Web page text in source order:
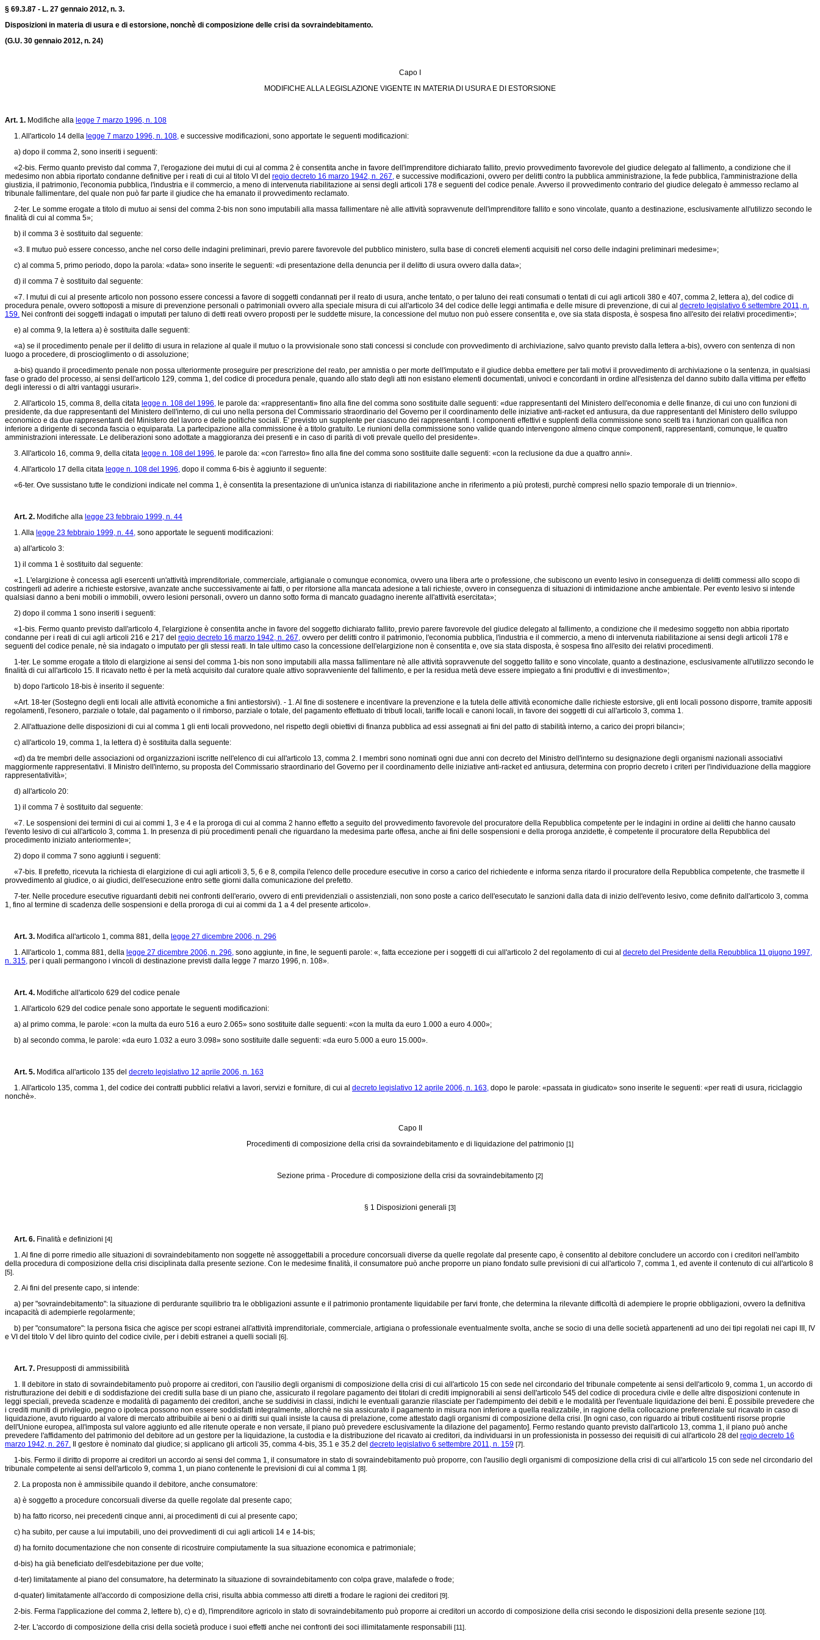
§ 69.3.87 - L. 27 gennaio 2012, n. 3.
Disposizioni in materia di usura e di estorsione, nonchè di composizione delle crisi da sovraindebitamento.
(G.U. 30 gennaio 2012, n. 24)
Capo I
MODIFICHE ALLA LEGISLAZIONE VIGENTE IN MATERIA DI USURA E DI ESTORSIONE
Art. 1. Modifiche alla legge 7 marzo 1996, n. 108
1. All'articolo 14 della legge 7 marzo 1996, n. 108, e successive modificazioni, sono apportate le seguenti modificazioni:
a) dopo il comma 2, sono inseriti i seguenti:
«2-bis. Fermo quanto previsto dal comma 7, l'erogazione dei mutui di cui al comma 2 è consentita anche in favore dell'imprenditore dichiarato fallito, previo provvedimento favorevole del giudice delegato al fallimento, a condizione che il
medesimo non abbia riportato condanne definitive per i reati di cui al titolo VI del regio decreto 16 marzo 1942, n. 267, e successive modificazioni, ovvero per delitti contro la pubblica amministrazione, la fede pubblica, l'amministrazione della
giustizia, il patrimonio, l'economia pubblica, l'industria e il commercio, a meno di intervenuta riabilitazione ai sensi degli articoli 178 e seguenti del codice penale. Avverso il provvedimento contrario del giudice delegato è ammesso reclamo al
tribunale fallimentare, del quale non può far parte il giudice che ha emanato il provvedimento reclamato.
2-ter. Le somme erogate a titolo di mutuo ai sensi del comma 2-bis non sono imputabili alla massa fallimentare nè alle attività sopravvenute dell'imprenditore fallito e sono vincolate, quanto a destinazione, esclusivamente all'utilizzo secondo le
finalità di cui al comma 5»;
b) il comma 3 è sostituito dal seguente:
«3. Il mutuo può essere concesso, anche nel corso delle indagini preliminari, previo parere favorevole del pubblico ministero, sulla base di concreti elementi acquisiti nel corso delle indagini preliminari medesime»;
c) al comma 5, primo periodo, dopo la parola: «data» sono inserite le seguenti: «di presentazione della denuncia per il delitto di usura ovvero dalla data»;
d) il comma 7 è sostituito dal seguente:
«7. I mutui di cui al presente articolo non possono essere concessi a favore di soggetti condannati per il reato di usura, anche tentato, o per taluno dei reati consumati o tentati di cui agli articoli 380 e 407, comma 2, lettera a), del codice di
procedura penale, ovvero sottoposti a misure di prevenzione personali o patrimoniali ovvero alla speciale misura di cui all'articolo 34 del codice delle leggi antimafia e delle misure di prevenzione, di cui al decreto legislativo 6 settembre 2011, n.
159. Nei confronti dei soggetti indagati o imputati per taluno di detti reati ovvero proposti per le suddette misure, la concessione del mutuo non può essere consentita e, ove sia stata disposta, è sospesa fino all'esito dei relativi procedimenti»;
e) al comma 9, la lettera a) è sostituita dalle seguenti:
«a) se il procedimento penale per il delitto di usura in relazione al quale il mutuo o la provvisionale sono stati concessi si conclude con provvedimento di archiviazione, salvo quanto previsto dalla lettera a-bis), ovvero con sentenza di non
luogo a procedere, di proscioglimento o di assoluzione;
a-bis) quando il procedimento penale non possa ulteriormente proseguire per prescrizione del reato, per amnistia o per morte dell'imputato e il giudice debba emettere per tali motivi il provvedimento di archiviazione o la sentenza, in qualsiasi
fase o grado del processo, ai sensi dell'articolo 129, comma 1, del codice di procedura penale, quando allo stato degli atti non esistano elementi documentati, univoci e concordanti in ordine all'esistenza del danno subito dalla vittima per effetto
degli interessi o di altri vantaggi usurari».
2. All'articolo 15, comma 8, della citata legge n. 108 del 1996, le parole da: «rappresentanti» fino alla fine del comma sono sostituite dalle seguenti: «due rappresentanti del Ministero dell'economia e delle finanze, di cui uno con funzioni di
presidente, da due rappresentanti del Ministero dell'interno, di cui uno nella persona del Commissario straordinario del Governo per il coordinamento delle iniziative anti-racket ed antiusura, da due rappresentanti del Ministero dello sviluppo
economico e da due rappresentanti del Ministero del lavoro e delle politiche sociali. E' previsto un supplente per ciascuno dei rappresentanti. I componenti effettivi e supplenti della commissione sono scelti tra i funzionari con qualifica non
inferiore a dirigente di seconda fascia o equiparata. La partecipazione alla commissione è a titolo gratuito. Le riunioni della commissione sono valide quando intervengono almeno cinque componenti, rappresentanti, comunque, le quattro
amministrazioni interessate. Le deliberazioni sono adottate a maggioranza dei presenti e in caso di parità di voti prevale quello del presidente».
3. All'articolo 16, comma 9, della citata legge n. 108 del 1996, le parole da: «con l'arresto» fino alla fine del comma sono sostituite dalle seguenti: «con la reclusione da due a quattro anni».
4. All'articolo 17 della citata legge n. 108 del 1996, dopo il comma 6-bis è aggiunto il seguente:
«6-ter. Ove sussistano tutte le condizioni indicate nel comma 1, è consentita la presentazione di un'unica istanza di riabilitazione anche in riferimento a più protesti, purchè compresi nello spazio temporale di un triennio».
Art. 2. Modifiche alla legge 23 febbraio 1999, n. 44
1. Alla legge 23 febbraio 1999, n. 44, sono apportate le seguenti modificazioni:
a) all'articolo 3:
1) il comma 1 è sostituito dal seguente:
«1. L'elargizione è concessa agli esercenti un'attività imprenditoriale, commerciale, artigianale o comunque economica, ovvero una libera arte o professione, che subiscono un evento lesivo in conseguenza di delitti commessi allo scopo di
costringerli ad aderire a richieste estorsive, avanzate anche successivamente ai fatti, o per ritorsione alla mancata adesione a tali richieste, ovvero in conseguenza di situazioni di intimidazione anche ambientale. Per evento lesivo si intende
qualsiasi danno a beni mobili o immobili, ovvero lesioni personali, ovvero un danno sotto forma di mancato guadagno inerente all'attività esercitata»;
2) dopo il comma 1 sono inseriti i seguenti:
«1-bis. Fermo quanto previsto dall'articolo 4, l'elargizione è consentita anche in favore del soggetto dichiarato fallito, previo parere favorevole del giudice delegato al fallimento, a condizione che il medesimo soggetto non abbia riportato
condanne per i reati di cui agli articoli 216 e 217 del regio decreto 16 marzo 1942, n. 267, ovvero per delitti contro il patrimonio, l'economia pubblica, l'industria e il commercio, a meno di intervenuta riabilitazione ai sensi degli articoli 178 e
seguenti del codice penale, nè sia indagato o imputato per gli stessi reati. In tale ultimo caso la concessione dell'elargizione non è consentita e, ove sia stata disposta, è sospesa fino all'esito dei relativi procedimenti.
1-ter. Le somme erogate a titolo di elargizione ai sensi del comma 1-bis non sono imputabili alla massa fallimentare nè alle attività sopravvenute del soggetto fallito e sono vincolate, quanto a destinazione, esclusivamente all'utilizzo secondo le
finalità di cui all'articolo 15. Il ricavato netto è per la metà acquisito dal curatore quale attivo sopravveniente del fallimento, e per la residua metà deve essere impiegato a fini produttivi e di investimento»;
b) dopo l'articolo 18-bis è inserito il seguente:
«Art. 18-ter (Sostegno degli enti locali alle attività economiche a fini antiestorsivi). - 1. Al fine di sostenere e incentivare la prevenzione e la tutela delle attività economiche dalle richieste estorsive, gli enti locali possono disporre, tramite appositi
regolamenti, l'esonero, parziale o totale, dal pagamento o il rimborso, parziale o totale, del pagamento effettuato di tributi locali, tariffe locali e canoni locali, in favore dei soggetti di cui all'articolo 3, comma 1.
2. All'attuazione delle disposizioni di cui al comma 1 gli enti locali provvedono, nel rispetto degli obiettivi di finanza pubblica ad essi assegnati ai fini del patto di stabilità interno, a carico dei propri bilanci»;
c) all'articolo 19, comma 1, la lettera d) è sostituita dalla seguente:
«d) da tre membri delle associazioni od organizzazioni iscritte nell'elenco di cui all'articolo 13, comma 2. I membri sono nominati ogni due anni con decreto del Ministro dell'interno su designazione degli organismi nazionali associativi
maggiormente rappresentativi. Il Ministro dell'interno, su proposta del Commissario straordinario del Governo per il coordinamento delle iniziative anti-racket ed antiusura, determina con proprio decreto i criteri per l'individuazione della maggiore
rappresentatività»;
d) all'articolo 20:
1) il comma 7 è sostituito dal seguente:
«7. Le sospensioni dei termini di cui ai commi 1, 3 e 4 e la proroga di cui al comma 2 hanno effetto a seguito del provvedimento favorevole del procuratore della Repubblica competente per le indagini in ordine ai delitti che hanno causato
l'evento lesivo di cui all'articolo 3, comma 1. In presenza di più procedimenti penali che riguardano la medesima parte offesa, anche ai fini delle sospensioni e della proroga anzidette, è competente il procuratore della Repubblica del
procedimento iniziato anteriormente»;
2) dopo il comma 7 sono aggiunti i seguenti:
«7-bis. Il prefetto, ricevuta la richiesta di elargizione di cui agli articoli 3, 5, 6 e 8, compila l'elenco delle procedure esecutive in corso a carico del richiedente e informa senza ritardo il procuratore della Repubblica competente, che trasmette il
provvedimento al giudice, o ai giudici, dell'esecuzione entro sette giorni dalla comunicazione del prefetto.
7-ter. Nelle procedure esecutive riguardanti debiti nei confronti dell'erario, ovvero di enti previdenziali o assistenziali, non sono poste a carico dell'esecutato le sanzioni dalla data di inizio dell'evento lesivo, come definito dall'articolo 3, comma
1, fino al termine di scadenza delle sospensioni e della proroga di cui ai commi da 1 a 4 del presente articolo».
Art. 3. Modifica all'articolo 1, comma 881, della legge 27 dicembre 2006, n. 296
1. All'articolo 1, comma 881, della legge 27 dicembre 2006, n. 296, sono aggiunte, in fine, le seguenti parole: «, fatta eccezione per i soggetti di cui all'articolo 2 del regolamento di cui al decreto del Presidente della Repubblica 11 giugno 1997,
n. 315, per i quali permangono i vincoli di destinazione previsti dalla legge 7 marzo 1996, n. 108».
Art. 4. Modifiche all'articolo 629 del codice penale
1. All'articolo 629 del codice penale sono apportate le seguenti modificazioni:
a) al primo comma, le parole: «con la multa da euro 516 a euro 2.065» sono sostituite dalle seguenti: «con la multa da euro 1.000 a euro 4.000»;
b) al secondo comma, le parole: «da euro 1.032 a euro 3.098» sono sostituite dalle seguenti: «da euro 5.000 a euro 15.000».
Art. 5. Modifica all'articolo 135 del decreto legislativo 12 aprile 2006, n. 163
1. All'articolo 135, comma 1, del codice dei contratti pubblici relativi a lavori, servizi e forniture, di cui al decreto legislativo 12 aprile 2006, n. 163, dopo le parole: «passata in giudicato» sono inserite le seguenti: «per reati di usura, riciclaggio
nonchè».
Capo II
Procedimenti di composizione della crisi da sovraindebitamento e di liquidazione del patrimonio [1]
Sezione prima - Procedure di composizione della crisi da sovraindebitamento [2]
§ 1 Disposizioni generali [3]
Art. 6. Finalità e definizioni [4]
1. Al fine di porre rimedio alle situazioni di sovraindebitamento non soggette nè assoggettabili a procedure concorsuali diverse da quelle regolate dal presente capo, è consentito al debitore concludere un accordo con i creditori nell'ambito
della procedura di composizione della crisi disciplinata dalla presente sezione. Con le medesime finalità, il consumatore può anche proporre un piano fondato sulle previsioni di cui all'articolo 7, comma 1, ed avente il contenuto di cui all'articolo 8
[5].
2. Ai fini del presente capo, si intende:
a) per "sovraindebitamento": la situazione di perdurante squilibrio tra le obbligazioni assunte e il patrimonio prontamente liquidabile per farvi fronte, che determina la rilevante difficoltà di adempiere le proprie obbligazioni, ovvero la definitiva
incapacità di adempierle regolarmente;
b) per "consumatore": la persona fisica che agisce per scopi estranei all'attività imprenditoriale, commerciale, artigiana o professionale eventualmente svolta, anche se socio di una delle società appartenenti ad uno dei tipi regolati nei capi III, IV
e VI del titolo V del libro quinto del codice civile, per i debiti estranei a quelli sociali [6].
Art. 7. Presupposti di ammissibilità
1. Il debitore in stato di sovraindebitamento può proporre ai creditori, con l'ausilio degli organismi di composizione della crisi di cui all'articolo 15 con sede nel circondario del tribunale competente ai sensi dell'articolo 9, comma 1, un accordo di
ristrutturazione dei debiti e di soddisfazione dei crediti sulla base di un piano che, assicurato il regolare pagamento dei titolari di crediti impignorabili ai sensi dell'articolo 545 del codice di procedura civile e delle altre disposizioni contenute in
leggi speciali, preveda scadenze e modalità di pagamento dei creditori, anche se suddivisi in classi, indichi le eventuali garanzie rilasciate per l'adempimento dei debiti e le modalità per l'eventuale liquidazione dei beni. È possibile prevedere che
i crediti muniti di privilegio, pegno o ipoteca possono non essere soddisfatti integralmente, allorchè ne sia assicurato il pagamento in misura non inferiore a quella realizzabile, in ragione della collocazione preferenziale sul ricavato in caso di
liquidazione, avuto riguardo al valore di mercato attribuibile ai beni o ai diritti sui quali insiste la causa di prelazione, come attestato dagli organismi di composizione della crisi. [In ogni caso, con riguardo ai tributi costituenti risorse proprie
dell'Unione europea, all'imposta sul valore aggiunto ed alle ritenute operate e non versate, il piano può prevedere esclusivamente la dilazione del pagamento]. Fermo restando quanto previsto dall'articolo 13, comma 1, il piano può anche
prevedere l'affidamento del patrimonio del debitore ad un gestore per la liquidazione, la custodia e la distribuzione del ricavato ai creditori, da individuarsi in un professionista in possesso dei requisiti di cui all'articolo 28 del regio decreto 16
marzo 1942, n. 267. Il gestore è nominato dal giudice; si applicano gli articoli 35, comma 4-bis, 35.1 e 35.2 del decreto legislativo 6 settembre 2011, n. 159 [7].
1-bis. Fermo il diritto di proporre ai creditori un accordo ai sensi del comma 1, il consumatore in stato di sovraindebitamento può proporre, con l'ausilio degli organismi di composizione della crisi di cui all'articolo 15 con sede nel circondario del
tribunale competente ai sensi dell'articolo 9, comma 1, un piano contenente le previsioni di cui al comma 1 [8].
2. La proposta non è ammissibile quando il debitore, anche consumatore:
a) è soggetto a procedure concorsuali diverse da quelle regolate dal presente capo;
b) ha fatto ricorso, nei precedenti cinque anni, ai procedimenti di cui al presente capo;
c) ha subito, per cause a lui imputabili, uno dei provvedimenti di cui agli articoli 14 e 14-bis;
d) ha fornito documentazione che non consente di ricostruire compiutamente la sua situazione economica e patrimoniale;
d-bis) ha già beneficiato dell'esdebitazione per due volte;
d-ter) limitatamente al piano del consumatore, ha determinato la situazione di sovraindebitamento con colpa grave, malafede o frode;
d-quater) limitatamente all'accordo di composizione della crisi, risulta abbia commesso atti diretti a frodare le ragioni dei creditori [9].
2-bis. Ferma l'applicazione del comma 2, lettere b), c) e d), l'imprenditore agricolo in stato di sovraindebitamento può proporre ai creditori un accordo di composizione della crisi secondo le disposizioni della presente sezione [10].
2-ter. L'accordo di composizione della crisi della società produce i suoi effetti anche nei confronti dei soci illimitatamente responsabili [11].